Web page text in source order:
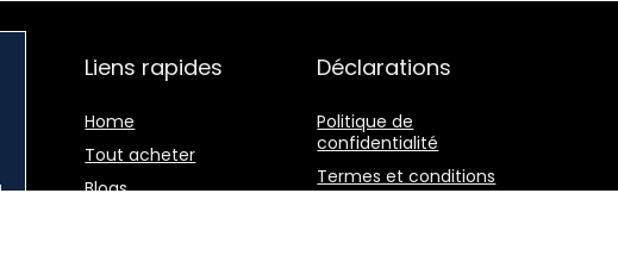
Liens rapides
Home
Tout acheter
Blogs
Déclarations
Politique de
confidentialité
Termes et conditions